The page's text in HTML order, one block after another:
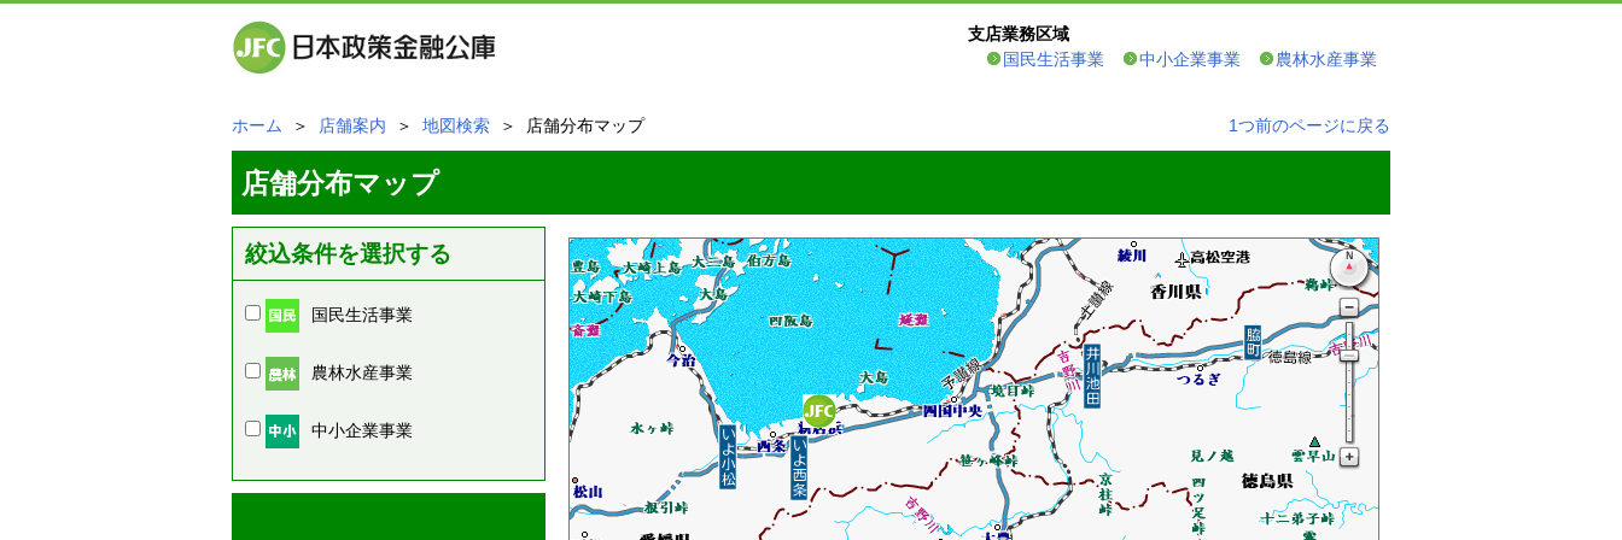
支店業務区域
国民生活事業
中小企業事業 農林水産事業
ホーム ＞ 店舗案内 ＞ 地図検索 ＞ 店舗分布マップ 1つ前のページに戻る
店舗分布マップ
絞込条件を選択する
国民生活事業
農林水産事業
中小企業事業